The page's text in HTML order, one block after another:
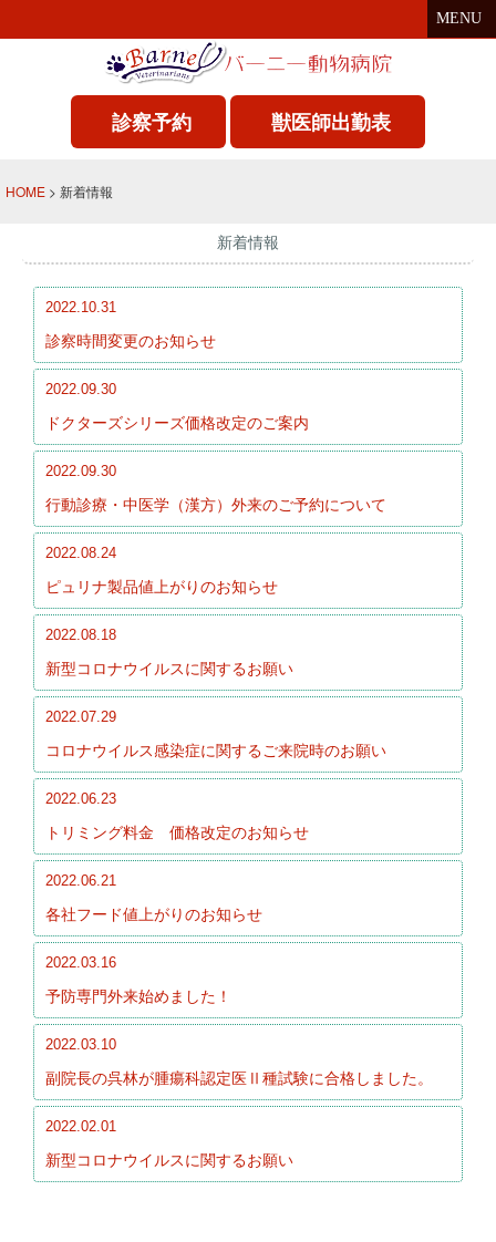
診察予約 獣医師出勤表
MENU
HOME > 新着情報
新着情報
2022.10.31
診察時間変更のお知らせ
2022.09.30
ドクターズシリーズ価格改定のご案内
2022.09.30
行動診療・中医学（漢方）外来のご予約について
2022.08.24
ピュリナ製品値上がりのお知らせ
2022.08.18
新型コロナウイルスに関するお願い
2022.07.29
コロナウイルス感染症に関するご来院時のお願い
2022.06.23
トリミング料金 価格改定のお知らせ
2022.06.21
各社フード値上がりのお知らせ
2022.03.16
予防専門外来始めました！
2022.03.10
副院長の呉林が腫瘍科認定医Ⅱ種試験に合格しました。
2022.02.01
新型コロナウイルスに関するお願い